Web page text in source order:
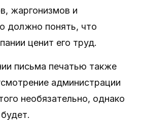
жаргонизмов и
должно понять, что
ценит его труд.
письма печатью также
администрации
необязательно, однако